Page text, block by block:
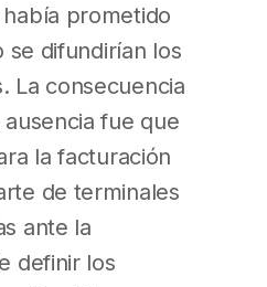
prometido
se difundirían los
La consecuencia
fue que
la facturación
de terminales
ante la
definir los